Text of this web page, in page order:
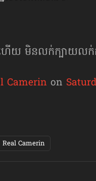
ហើយ មិនលក់ក្បាយលក់
Camerin on
Real Camerin